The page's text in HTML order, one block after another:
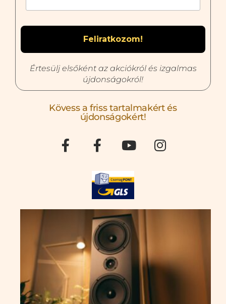
Értesülj elsőként az akciókról és izgalmas
újdonságokról!
Kövess a friss tartalmakért és
újdonságokért!